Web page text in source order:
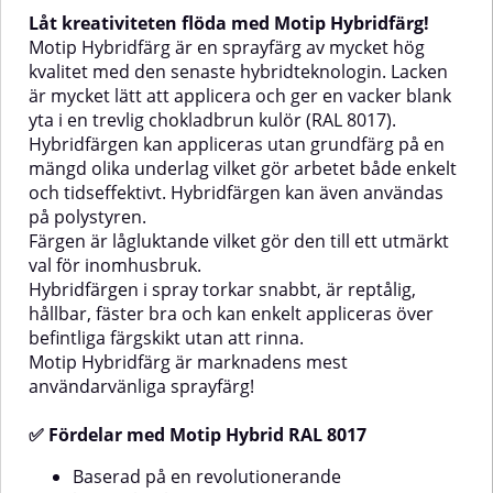
både enkelt och tidseffektivt.
Hybridfärgen kan även användas
på polystyren.Färgen är
lågluktande vilket gör den till ett
perfekt val för
inomhusprojekt.Hybridfärgen i
spray torkar snabbt, är reptålig,
hållbar, fäster bra och kan enkelt
appliceras över befintliga
färgskikt utan att rinna. ✅
Fördelar med Motip Hybrid RAL
9010Baserad på en
revolutionerande
hartsteknologiExtremt
flexibelUV-beständig och
väderbeständigReptåligFör inom-
och utomhusbrukTrevlig vit
kulörMotip Hybrid RAL 9010 är
lämplig för användning på en
behandlingYtan som ska målas
Ta bort löst gammalt lack och
tidseffektivt. Hybridfärgen kan
även användas på
polystyren.Färgen är lågluktande
vilket gör den till ett utmärkt val
för inomhusbruk.Hybridfärgen i
spray torkar snabbt, är reptålig,
hållbar, fäster bra och kan enkelt
appliceras över befintliga
färgskikt utan att rinna. ✅
Fördelar med Motip Hybrid
revolutionerande
flexibelUV-beständig och
väderbeständigReptåligFör inom-
och utomhusbrukSnygg
silverkulörMotip Hybrid silver är
lämplig för användning på en
ska vara ren, torr och fri från fett.
rost samt slipa
Låt kreativiteten flöda med Motip Hybridfärg!
Motip Hybridfärg är en sprayfärg av mycket hög
kvalitet med den senaste hybridteknologin. Lacken
är mycket lätt att applicera och ger en vacker blank
yta i en trevlig chokladbrun kulör (RAL 8017).
Hybridfärgen kan appliceras utan grundfärg på en
mängd olika underlag vilket gör arbetet både enkelt
och tidseffektivt. Hybridfärgen kan även användas
på polystyren.
Färgen är lågluktande vilket gör den till ett utmärkt
val för inomhusbruk.
Hybridfärgen i spray torkar snabbt, är reptålig,
hållbar, fäster bra och kan enkelt appliceras över
befintliga färgskikt utan att rinna.
Motip Hybridfärg är marknadens mest
användarvänliga sprayfärg!
✅ Fördelar med Motip Hybrid RAL 8017
Baserad på en revolutionerande